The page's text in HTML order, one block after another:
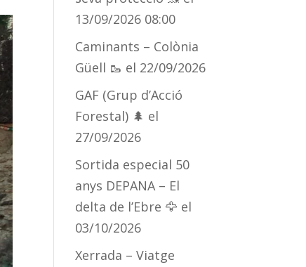
13/09/2026 08:00
Caminants – Colònia
Güell 🥾 el 22/09/2026
GAF (Grup d’Acció
Forestal) 🌲 el
27/09/2026
Sortida especial 50
anys DEPANA – El
delta de l’Ebre 🦅 el
03/10/2026
Xerrada – Viatge